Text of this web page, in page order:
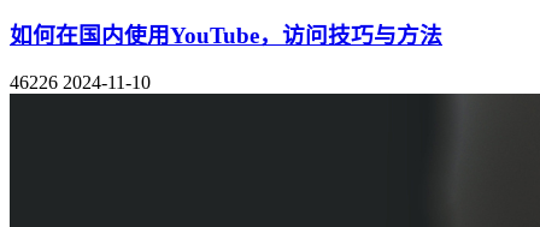
如何在国内使用YouTube，访问技巧与方法
46226 2024-11-10